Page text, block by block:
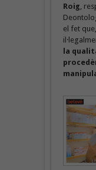
Roig ,
el fet
la